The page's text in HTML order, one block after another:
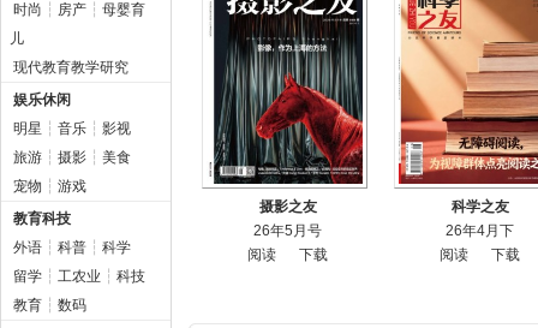
时尚 ┆ 房产 ┆ 母婴育
儿
现代教育教学研究
娱乐休闲
明星 ┆ 音乐 ┆ 影视
旅游 ┆ 摄影 ┆ 美食
宠物 ┆ 游戏
教育科技
外语 ┆ 科普 ┆ 科学
留学 ┆ 工农业 ┆ 科技
教育 ┆ 数码
摄影之友
26年5月号
阅读
下载
科学之友
26年4月下
阅读
下载